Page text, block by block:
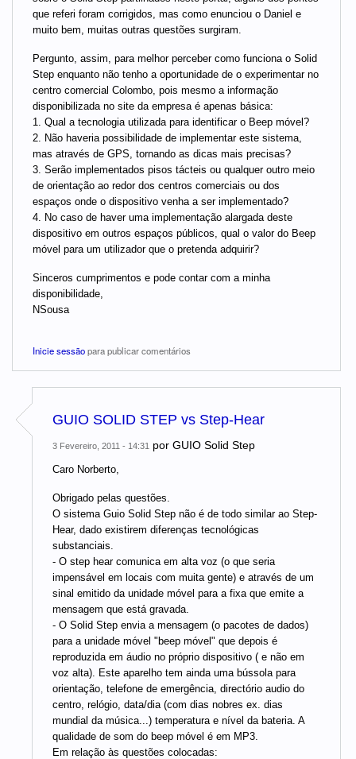
que referi foram corrigidos, mas como enunciou o Daniel e
muito bem, muitas outras questões surgiram.
Pergunto, assim, para melhor perceber como funciona o Solid
Step enquanto não tenho a oportunidade de o experimentar no
centro comercial Colombo, pois mesmo a informação
disponibilizada no site da empresa é apenas básica:
1. Qual a tecnologia utilizada para identificar o Beep móvel?
2. Não haveria possibilidade de implementar este sistema,
mas através de GPS, tornando as dicas mais precisas?
3. Serão implementados pisos tácteis ou qualquer outro meio
de orientação ao redor dos centros comerciais ou dos
espaços onde o dispositivo venha a ser implementado?
4. No caso de haver uma implementação alargada deste
dispositivo em outros espaços públicos, qual o valor do Beep
móvel para um utilizador que o pretenda adquirir?
Sinceros cumprimentos e pode contar com a minha
disponibilidade,
NSousa
Inicie sessãopara publicar comentários
GUIO SOLID STEP vs Step-Hear
3 Fevereiro, 2011 - 14:31 por GUIO Solid Step
Caro Norberto,
Obrigado pelas questões.
O sistema Guio Solid Step não é de todo similar ao Step-
Hear, dado existirem diferenças tecnológicas
substanciais.
- O step hear comunica em alta voz (o que seria
impensável em locais com muita gente) e através de um
sinal emitido da unidade móvel para a fixa que emite a
mensagem que está gravada.
- O Solid Step envia a mensagem (o pacotes de dados)
para a unidade móvel "beep móvel" que depois é
reproduzida em áudio no próprio dispositivo ( e não em
voz alta). Este aparelho tem ainda uma bússola para
orientação, telefone de emergência, directório audio do
centro, relógio, data/dia (com dias nobres ex. dias
mundial da música...) temperatura e nível da bateria. A
qualidade de som do beep móvel é em MP3.
Em relação às questões colocadas: